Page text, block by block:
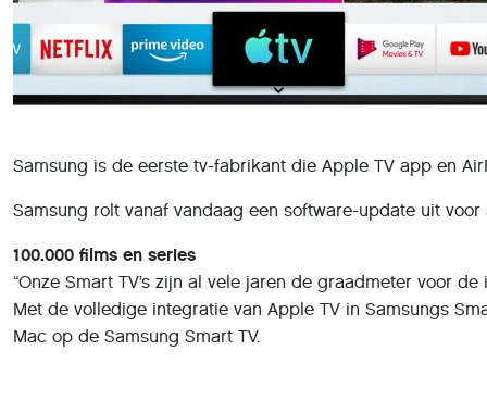
Samsung is de eerste tv-fabrikant die Apple TV app en
Samsung rolt vanaf vandaag een software-update uit
100.000 films en series
“Onze Smart TV’s zijn al vele jaren de graadmeter voor
Met de volledige integratie van Apple TV in Samsungs
Mac op de Samsung Smart TV.